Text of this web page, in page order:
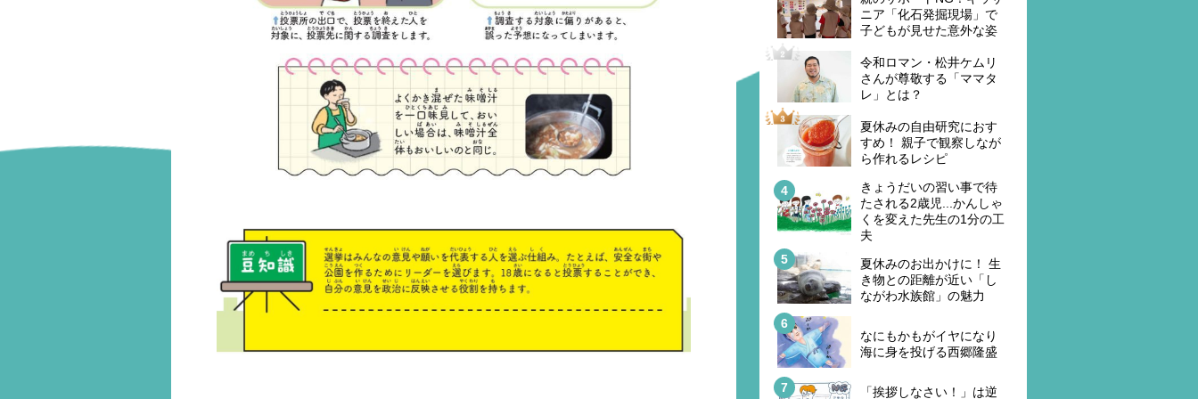
ニア「化石発掘現場」で
子どもが見せた意外な姿
令和ロマン・松井ケムリ
さんが尊敬する「ママタ
レ」とは？
夏休みの自由研究におす
すめ！ 親子で観察しなが
ら作れるレシピ
きょうだいの習い事で待
たされる2歳児...かんしゃ
くを変えた先生の1分の工
夫
夏休みのお出かけに！ 生
き物との距離が近い「し
ながわ水族館」の魅力
なにもかもがイヤになり
海に身を投げる西郷隆盛
「挨拶しなさい！」は逆